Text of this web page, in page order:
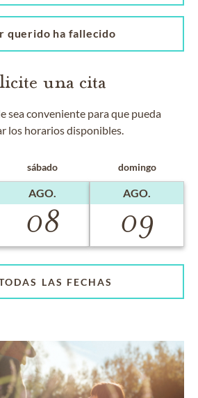
querido ha fallecido
una cita
sea conveniente para que pueda
los horarios disponibles.
sábado
AGO.
08
domingo
AGO.
09
LAS FECHAS